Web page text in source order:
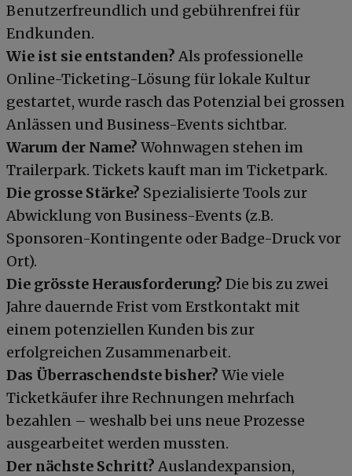
Benutzerfreundlich und gebührenfrei für
Endkunden.
Wie ist sie entstanden? Als professionelle
Online-Ticketing-Lösung für lokale Kultur
gestartet, wurde rasch das Potenzial bei grossen
Anlässen und Business-Events sichtbar.
Warum der Name? Wohnwagen stehen im
Trailerpark. Tickets kauft man im Ticketpark.
Die grosse Stärke? Spezialisierte Tools zur
Abwicklung von Business-Events (z.B.
Sponsoren-Kontingente oder Badge-Druck vor
Ort).
Die grösste Herausforderung? Die bis zu zwei
Jahre dauernde Frist vom Erstkontakt mit
einem potenziellen Kunden bis zur
erfolgreichen Zusammenarbeit.
Das Überraschendste bisher? Wie viele
Ticketkäufer ihre Rechnungen mehrfach
bezahlen – weshalb bei uns neue Prozesse
ausgearbeitet werden mussten.
Der nächste Schritt? Auslandexpansion,